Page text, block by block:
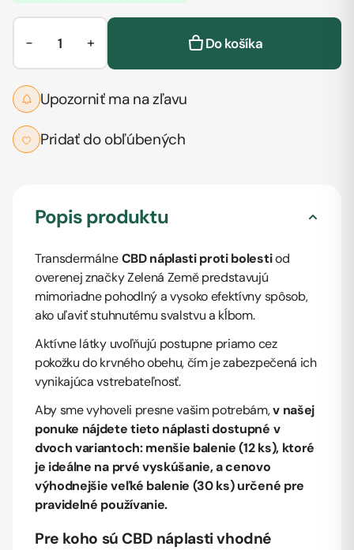
− + Do košíka
Upozorniť ma na zľavu
Pridať do obľúbených
Popis produktu
TransdermálneCBD náplasti proti bolestiod
overenej značky Zelená Země predstavujú
mimoriadne pohodlný a vysoko efektívny spôsob,
ako uľaviť stuhnutému svalstvu a kĺbom.
Aktívne látky uvoľňujú postupne priamo cez
pokožku do krvného obehu, čím je zabezpečená ich
vynikajúca vstrebateľnosť.
Aby sme vyhoveli presne vašim potrebám,v našej
ponuke nájdete tieto náplasti dostupné v
dvoch variantoch: menšie balenie (12 ks), ktoré
je ideálne na prvé vyskúšanie, a cenovo
výhodnejšie veľké balenie (30 ks) určené pre
pravidelné používanie.
Pre koho sú CBD náplasti vhodné